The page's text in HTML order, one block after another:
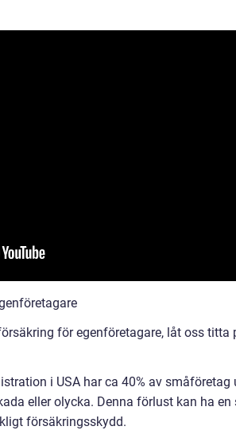
för egenföretagare, låt oss titta
i USA har ca 40% av småföretag
eller olycka. Denna förlust kan ha en
försäkringsskydd.